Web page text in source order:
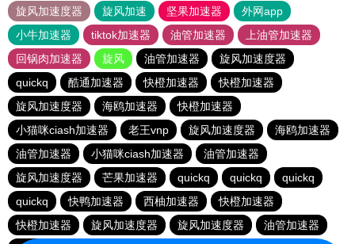
旋风加速度器
旋风加速 坚果加速器
外网app
小牛加速器
tiktok加速器 油管加速器
上油管加速器
回锅肉加速器
旋风 油管加速器
旋风加速度器
quickq
酷通加速器 快橙加速器
快橙加速器
旋风加速度器
海鸥加速器
快橙加速器
小猫咪ciash加速器
老王vnp 旋风加速度器
海鸥加速器
油管加速器
小猫咪ciash加速器
油管加速器
旋风加速度器
芒果加速器 quickq quickq
quickq
quickq
快鸭加速器 西柚加速器
快橙加速器
快橙加速器
旋风加速度器 旋风加速度器
油管加速器